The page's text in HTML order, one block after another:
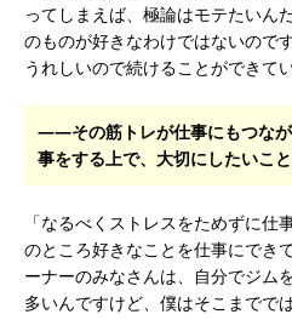
ってしまえば、極論はモテたいん
のものが好きなわけではないので
うれしいので続けることができて
――その筋トレが仕事にもつな
事をする上で、大切にしたいこと
「なるべくストレスをためずに仕
のところ好きなことを仕事にでき
ーナーのみなさんは、自分でジム
多いんですけど、僕はそこまでで